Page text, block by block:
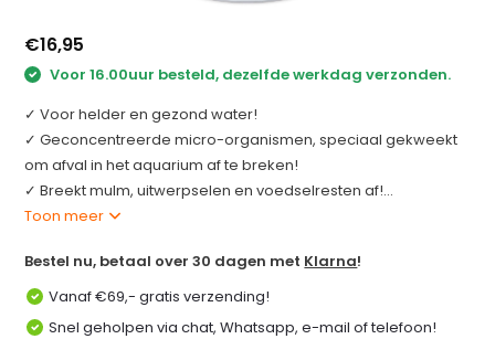
€16,95
Voor 16.00uur besteld, dezelfde werkdag verzonden.
✓ Voor helder en gezond water!
✓ Geconcentreerde micro-organismen, speciaal gekweekt
om afval in het aquarium af te breken!
✓ Breekt mulm, uitwerpselen en voedselresten af!...
Toon meer
Bestel nu, betaal over 30 dagen met Klarna!
Vanaf €69,- gratis verzending!
Snel geholpen via chat, Whatsapp, e-mail of telefoon!